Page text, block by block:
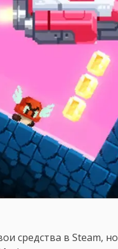
средства в Steam, но